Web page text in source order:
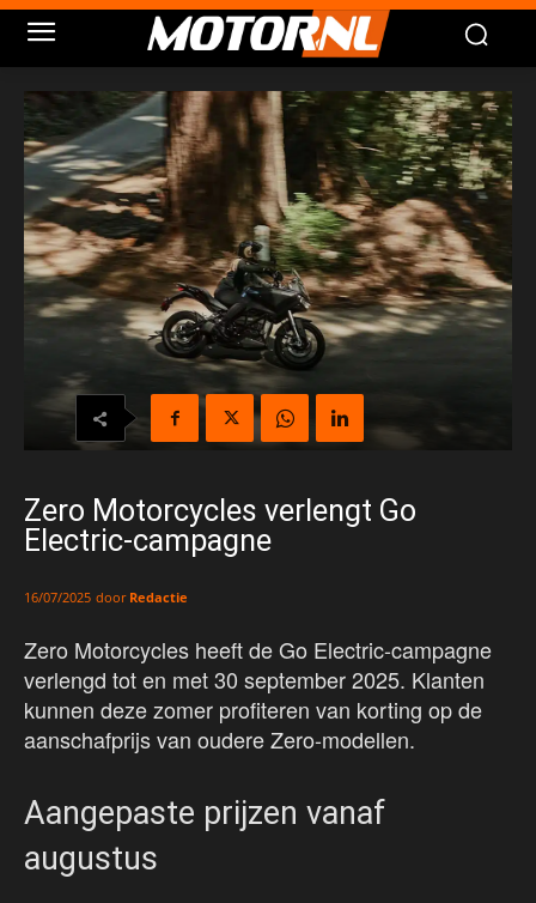
Zero Motorcycles verlengt Go
Electric-campagne
16/07/2025 door Redactie
Zero Motorcycles heeft de Go Electric-campagne
verlengd tot en met 30 september 2025. Klanten
kunnen deze zomer profiteren van korting op de
aanschafprijs van oudere Zero-modellen.
Aangepaste prijzen vanaf
augustus